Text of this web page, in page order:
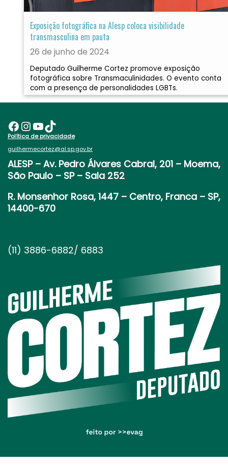
Exposição fotográfica na Alesp coloca visibilidade
transmasculina em pauta
26 de junho de 2024
Deputado Guilherme Cortez promove exposição
fotográfica sobre Transmaculinidades. O evento conta
com a presença de personalidades LGBTs.
Facebook InstagramYoutube TikTok
Política de privacidade
guilhermecortez@al.sp.gov.br
ALESP – Av. Pedro Álvares Cabral, 201 – Moema,
São Paulo – SP – Sala 252
R. Monsenhor Rosa, 1447 – Centro, Franca – SP,
14400-670
(11) 3886-6882/ 6883